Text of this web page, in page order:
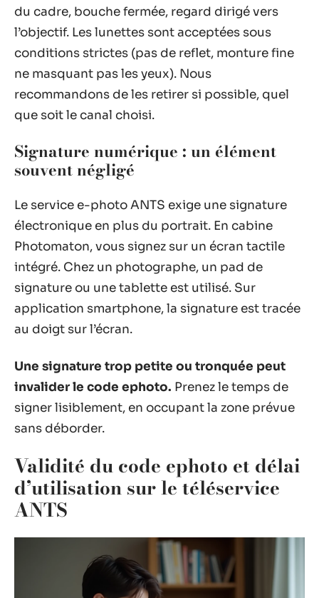
du cadre, bouche fermée, regard dirigé vers
l’objectif. Les lunettes sont acceptées sous
conditions strictes (pas de reflet, monture fine
ne masquant pas les yeux). Nous
recommandons de les retirer si possible, quel
que soit le canal choisi.
Signature numérique : un élément
souvent négligé
Le service e-photo ANTS exige une signature
électronique en plus du portrait. En cabine
Photomaton, vous signez sur un écran tactile
intégré. Chez un photographe, un pad de
signature ou une tablette est utilisé. Sur
application smartphone, la signature est tracée
au doigt sur l’écran.
Une signature trop petite ou tronquée peut
invalider le code ephoto. Prenez le temps de
signer lisiblement, en occupant la zone prévue
sans déborder.
Validité du code ephoto et délai
d’utilisation sur le téléservice
ANTS